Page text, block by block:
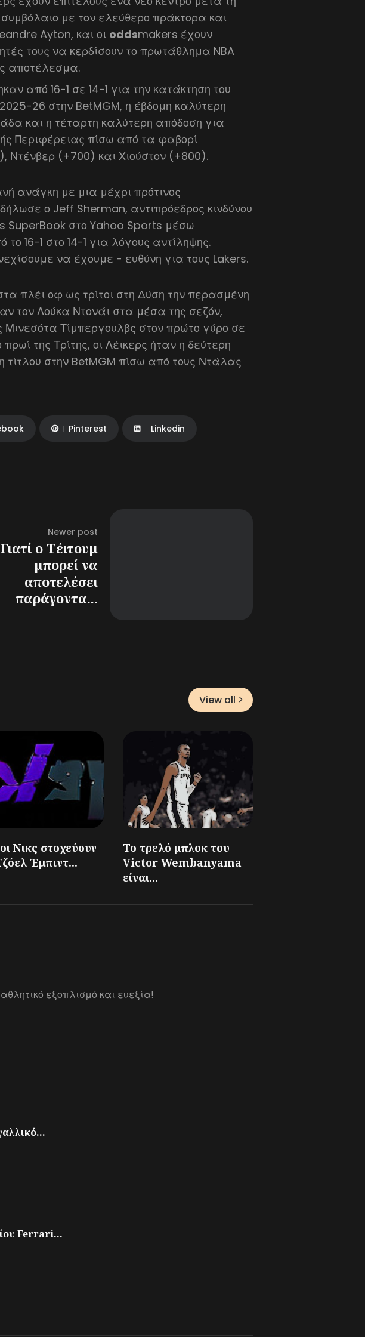
με τον ελεύθερο πράκτορα και
Ayton, και οι oddsmakers έχουν
τους να κερδίσουν το πρωτάθλημα NBA
αποτέλεσμα.
από 16-1 σε 14-1 για την κατάκτηση του
26 στην BetMGM, η έβδομη καλύτερη
και η τέταρτη καλύτερη απόδοση για
Περιφέρειας πίσω από τα φαβορί
Ντένβερ (+700) και Χιούστον (+800).
ανάγκη με μια μέχρι πρότινος
ο Jeff Sherman, αντιπρόεδρος κινδύνου
SuperBook στο Yahoo Sports μέσω
16-1 στο 14-1 για λόγους αντίληψης.
να έχουμε - ευθύνη για τους Lakers.
πλέι οφ ως τρίτοι στη Δύση την περασμένη
τον Λούκα Ντονάι στα μέσα της σεζόν,
Τίμπεργουλβς στον πρώτο γύρο σε
της Τρίτης, οι Λέικερς ήταν η δεύτερη
στην BetMGM πίσω από τους Ντάλας
Pinterest Linkedin
Newer post
Γιατί ο Τέιτουμ
μπορεί να
αποτελέσει
παράγοντα...
View all
Νικς στοχεύουν
Έμπιντ...
Το τρελό μπλοκ του
Victor Wembanyama
είναι...
εξοπλισμό και ευεξία!
Ferrari...